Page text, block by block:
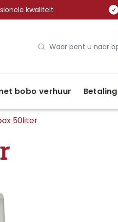
kwaliteit
bobo verhuur Betaling
50liter